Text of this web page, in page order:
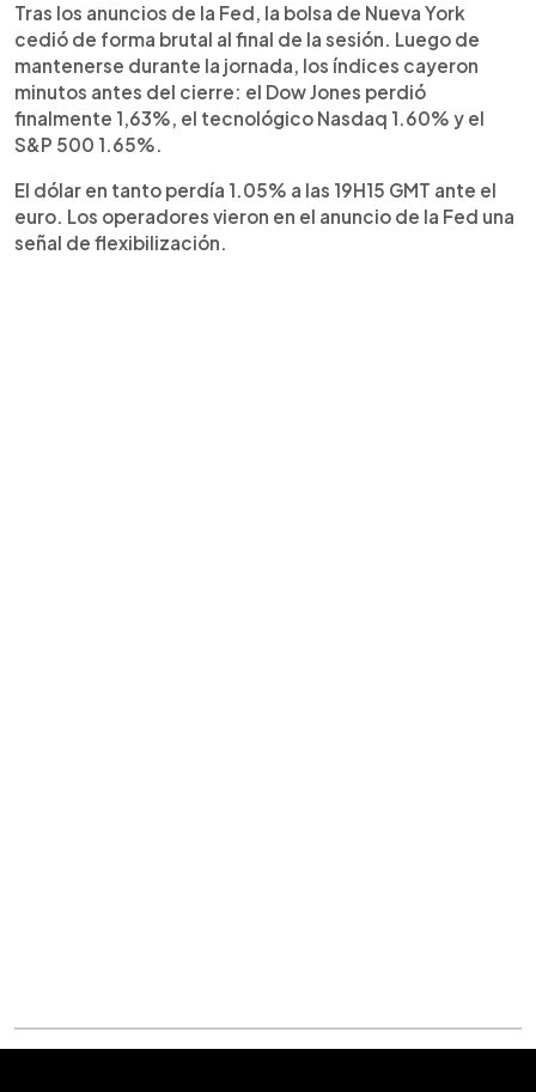
Tras los anuncios de la Fed, la bolsa de Nueva York
cedió de forma brutal al final de la sesión. Luego de
mantenerse durante la jornada, los índices cayeron
minutos antes del cierre: el Dow Jones perdió
finalmente 1,63%, el tecnológico Nasdaq 1.60% y el
S&P 500 1.65%.
El dólar en tanto perdía 1.05% a las 19H15 GMT ante el
euro. Los operadores vieron en el anuncio de la Fed una
señal de flexibilización.